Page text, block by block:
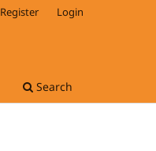
Search
Register Login